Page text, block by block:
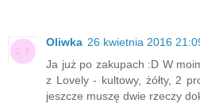
Oliwka 26 kwietnia 2016
Ja już po zakupach :D W
z Lovely - kultowy, żółty, 2
jeszcze muszę dwie rzeczy